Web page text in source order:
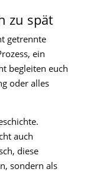
zu spät
getrennte
ein
begleiten euch
oder alles
auch
diese
sondern als